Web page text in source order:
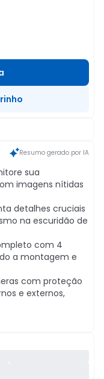
Resumo gerado por IA
sua
imagens nítidas
detalhes cruciais
na escuridão de
com 4
a montagem e
com proteção
e externos,